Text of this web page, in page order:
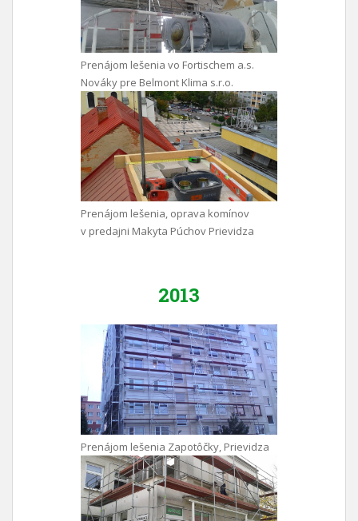
Prenájom lešenia vo Fortischem a.s.
Nováky pre Belmont Klima s.r.o.
Prenájom lešenia, oprava komínov
v predajni Makyta Púchov Prievidza
2013
Prenájom lešenia Zapotôčky, Prievidza